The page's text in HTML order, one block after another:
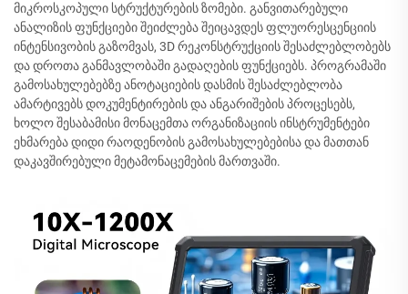
მიკროსკოპული სტრუქტურების ზომები. განვითარებული
ანალიზის ფუნქციები შეიძლება შეიცავდეს ფლუორესცენციის
ინტენსივობის გაზომვას, 3D რეკონსტრუქციის შესაძლებლობებს
და დროთა განმავლობაში გადაღების ფუნქციებს. პროგრამაში
გამოსახულებებზე ანოტაციების დასმის შესაძლებლობა
ამარტივებს დოკუმენტირების და ანგარიშების პროცესებს,
ხოლო შესაბამისი მონაცემთა ორგანიზაციის ინსტრუმენტები
ეხმარება დიდი რაოდენობის გამოსახულებებისა და მათთან
დაკავშირებული მეტამონაცემების მართვაში.